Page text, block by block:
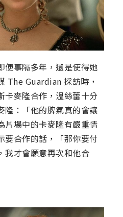
便事隔多年，還是使得她
The Guardian 採訪時，
卡麥隆合作，溫絲蕾十分
隆：「他的脾氣真的會讓
片場中的卡麥隆有嚴重情
要合作的話，「那你要付
我才會願意再次和他合